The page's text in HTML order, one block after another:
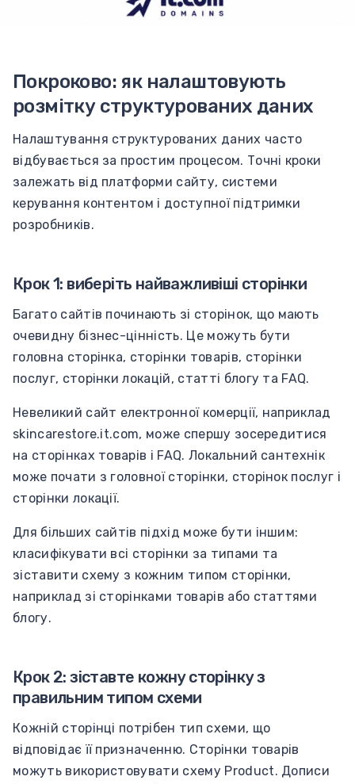
Покроково: як налаштовують
розмітку структурованих даних
Налаштування структурованих даних часто
відбувається за простим процесом. Точні кроки
залежать від платформи сайту, системи
керування контентом і доступної підтримки
розробників.
Крок 1: виберіть найважливіші сторінки
Багато сайтів починають зі сторінок, що мають
очевидну бізнес-цінність. Це можуть бути
головна сторінка, сторінки товарів, сторінки
послуг, сторінки локацій, статті блогу та FAQ.
Невеликий сайт електронної комерції, наприклад
skincarestore.it.com, може спершу зосередитися
на сторінках товарів і FAQ. Локальний сантехнік
може почати з головної сторінки, сторінок послуг і
сторінки локації.
Для більших сайтів підхід може бути іншим:
класифікувати всі сторінки за типами та
зіставити схему з кожним типом сторінки,
наприклад зі сторінками товарів або статтями
блогу.
Крок 2: зіставте кожну сторінку з
правильним типом схеми
Кожній сторінці потрібен тип схеми, що
відповідає її призначенню. Сторінки товарів
можуть використовувати схему Product. Дописи